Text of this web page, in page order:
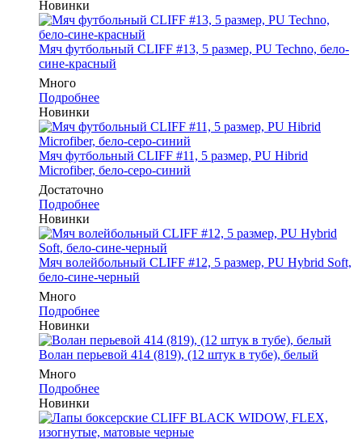
Новинки
Мяч футбольный CLIFF #13, 5 размер, PU Techno, бело-
сине-красный
Много
Подробнее
Новинки
Мяч футбольный CLIFF #11, 5 размер, PU Hibrid
Microfiber, бело-серо-синий
Достаточно
Подробнее
Новинки
Мяч волейбольный CLIFF #12, 5 размер, PU Hybrid Soft,
бело-сине-черный
Много
Подробнее
Новинки
Волан перьевой 414 (819), (12 штук в тубе), белый
Много
Подробнее
Новинки